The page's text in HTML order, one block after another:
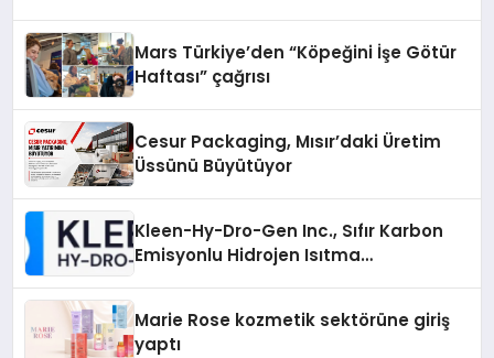
Mars Türkiye’den “Köpeğini İşe Götür
Haftası” çağrısı
Cesur Packaging, Mısır’daki Üretim
Üssünü Büyütüyor
Kleen-Hy-Dro-Gen Inc., Sıfır Karbon
Emisyonlu Hidrojen Isıtma
Marie Rose kozmetik sektörüne giriş
yaptı